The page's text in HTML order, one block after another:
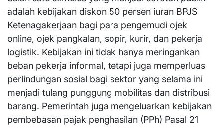
adalah kebijakan diskon 50 persen iuran BPJS
Ketenagakerjaan bagi para pengemudi ojek
online, ojek pangkalan, sopir, kurir, dan pekerja
logistik. Kebijakan ini tidak hanya meringankan
beban pekerja informal, tetapi juga memperluas
perlindungan sosial bagi sektor yang selama ini
menjadi tulang punggung mobilitas dan distribusi
barang. Pemerintah juga mengeluarkan kebijakan
pembebasan pajak penghasilan (PPh) Pasal 21